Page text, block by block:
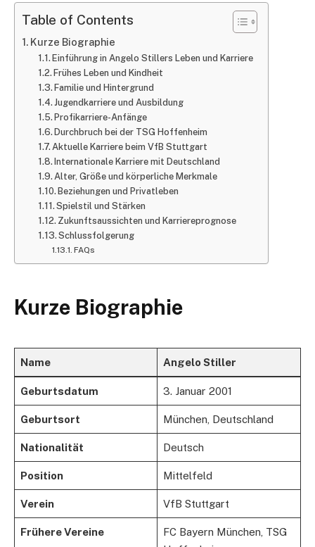
Table of Contents
Kurze Biographie
Einführung in Angelo Stillers Leben und Karriere
Frühes Leben und Kindheit
Familie und Hintergrund
Jugendkarriere und Ausbildung
Profikarriere-Anfänge
Durchbruch bei der TSG Hoffenheim
Aktuelle Karriere beim VfB Stuttgart
Internationale Karriere mit Deutschland
Alter, Größe und körperliche Merkmale
Beziehungen und Privatleben
Spielstil und Stärken
Zukunftsaussichten und Karriereprognose
Schlussfolgerung
FAQs
Kurze Biographie
Name Angelo Stiller
Geburtsdatum 3. Januar 2001
Geburtsort München, Deutschland
Nationalität Deutsch
Position Mittelfeld
Verein VfB Stuttgart
Frühere Vereine
FC Bayern München, TSG